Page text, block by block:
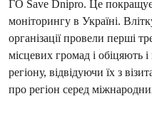
ГО Save Dnipro. Це покращує
моніторингу в Україні.
організації провели перші
місцевих громад і обіцяють
регіону, відвідуючи їх з
про регіон серед